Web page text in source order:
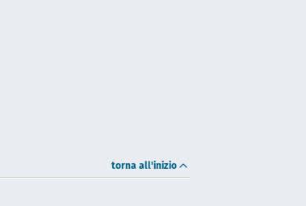
torna all'inizio